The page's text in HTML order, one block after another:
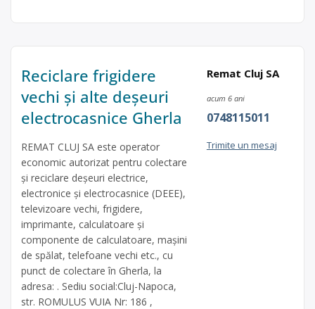
Reciclare frigidere
vechi și alte deșeuri
electrocasnice Gherla
REMAT CLUJ SA este operator
economic autorizat pentru colectare
și reciclare deșeuri electrice,
electronice și electrocasnice (DEEE),
televizoare vechi, frigidere,
imprimante, calculatoare și
componente de calculatoare, mașini
de spălat, telefoane vechi etc., cu
punct de colectare în Gherla, la
adresa: . Sediu social:Cluj-Napoca,
str. ROMULUS VUIA Nr: 186 ,
Remat Cluj SA
acum 6 ani
0748115011
Trimite un mesaj